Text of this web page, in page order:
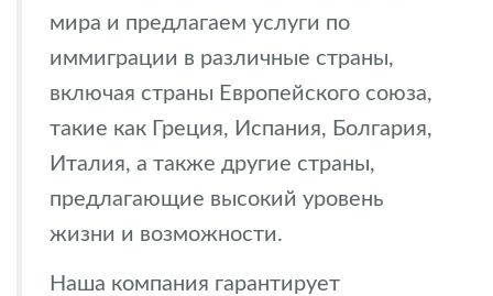
мира и предлагаем услуги по
иммиграции в различные страны,
включая страны Европейского союза,
такие как Греция, Испания, Болгария,
Италия, а также другие страны,
предлагающие высокий уровень
жизни и возможности.
Наша компания гарантирует